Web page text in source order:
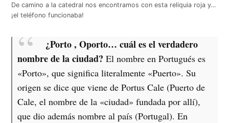
De camino a la catedral nos encontramos con esta reliquia roja y…
¡el teléfono funcionaba!
¿Porto , Oporto… cuál es el verdadero
nombre de la ciudad? El nombre en Portugués es
«Porto», que significa literalmente «Puerto». Su
origen se dice que viene de Portus Cale (Puerto de
Cale, el nombre de la «ciudad» fundada por allí),
que dio además nombre al país (Portugal). En